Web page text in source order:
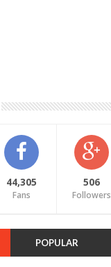
44,305
Fans
506
Followers
POPULAR